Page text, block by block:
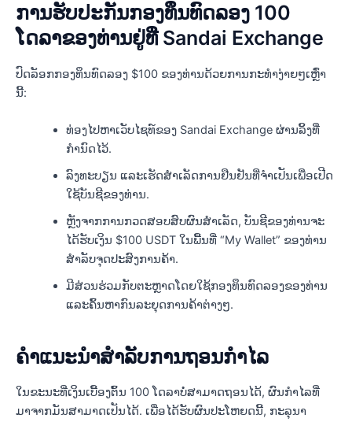
ການຮັບປະກັນກອງທຶນທົດລອງ 100
ໂດລາຂອງທ່ານຢູ່ທີ່ Sandai Exchange
ປົດລັອກກອງທຶນທົດລອງ $100 ຂອງທ່ານດ້ວຍການກະທຳງ່າຍໆເຫຼົ່າ
ນີ້:
ທ່ອງໄປຫາເວັບໄຊທ໌ຂອງ Sandai Exchange ຜ່ານລິ້ງທີ່
ກຳນົດໄວ້.
ລົງທະບຽນ ແລະເຮັດສໍາເລັດການຢືນຢັນທີ່ຈໍາເປັນເພື່ອເປີດ
ໃຊ້ບັນຊີຂອງທ່ານ.
ຫຼັງ​ຈາກ​ການ​ກວດ​ສອບ​ສົບ​ຜົນ​ສໍາ​ເລັດ​, ບັນ​ຊີ​ຂອງ​ທ່ານ​ຈະ​
ໄດ້​ຮັບ​ເງິນ $100 USDT ໃນ​ພື້ນ​ທີ່ “My Wallet​” ຂອງ​ທ່ານ​
ສໍາ​ລັບ​ຈຸດ​ປະ​ສົງ​ການ​ຄ້າ​.
ມີສ່ວນຮ່ວມກັບຕະຫຼາດໂດຍໃຊ້ກອງທຶນທົດລອງຂອງທ່ານ
ແລະຄົ້ນຫາກົນລະຍຸດການຄ້າຕ່າງໆ.
ຄໍາແນະນໍາສໍາລັບການຖອນກໍາໄລ
ໃນຂະນະທີ່ເງິນເບື້ອງຕົ້ນ 100 ໂດລາບໍ່ສາມາດຖອນໄດ້, ຜົນກໍາໄລທີ່
ມາຈາກມັນສາມາດເປັນໄດ້. ເພື່ອໄດ້ຮັບຜົນປະໂຫຍດນີ້, ກະລຸນາ